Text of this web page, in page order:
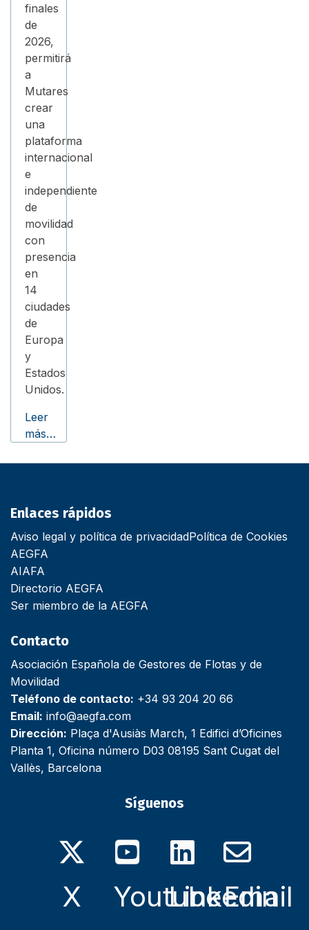
finales
de
2026,
permitirá
a
Mutares
crear
una
plataforma
internacional
e
independiente
de
movilidad
con
presencia
en
14
ciudades
de
Europa
y
Estados
Unidos.
Leer
más…
Enlaces rápidos
Aviso legal y política de privacidadPolítica de Cookies
AEGFA
AIAFA
Directorio AEGFA
Ser miembro de la AEGFA
Contacto
Asociación Española de Gestores de Flotas y de
Movilidad
Teléfono de contacto: +34 93 204 20 66
Email: info@aegfa.com
Dirección: Plaça d'Ausiàs March, 1 Edifici d’Oficines
Planta 1, Oficina número D03 08195 Sant Cugat del
Vallès, Barcelona
Síguenos
X YoutubeLinkedin
Email